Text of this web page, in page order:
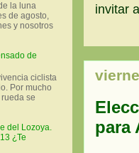
invitar
para
la luna
de agosto,
y nosotros
de
ciclista
Por mucho
se
del Lozoya.
¿Te